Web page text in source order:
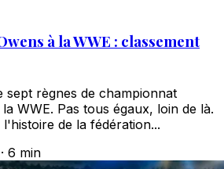
à la WWE : classement
sept règnes de championnat
WWE. Pas tous égaux, loin de là.
de la fédération...
· 6 min